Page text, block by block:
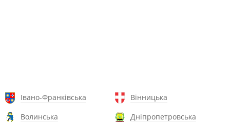
Івано-Франківська
Вінницька
Волинська
Дніпропетровська